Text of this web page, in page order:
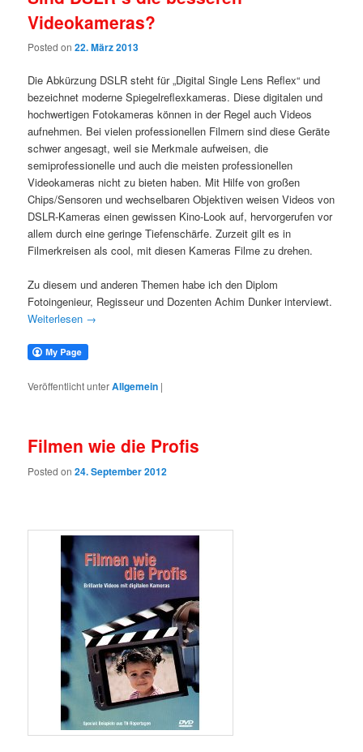
Videokameras?
Posted on22. März 2013
Die Abkürzung DSLR steht für „Digital Single Lens Reflex“ und
bezeichnet moderne Spiegelreflexkameras. Diese digitalen und
hochwertigen Fotokameras können in der Regel auch Videos
aufnehmen. Bei vielen professionellen Filmern sind diese Geräte
schwer angesagt, weil sie Merkmale aufweisen, die
semiprofessionelle und auch die meisten professionellen
Videokameras nicht zu bieten haben. Mit Hilfe von großen
Chips/Sensoren und wechselbaren Objektiven weisen Videos von
DSLR-Kameras einen gewissen Kino-Look auf, hervorgerufen vor
allem durch eine geringe Tiefenschärfe. Zurzeit gilt es in
Filmerkreisen als cool, mit diesen Kameras Filme zu drehen.
Zu diesem und anderen Themen habe ich den Diplom
Fotoingenieur, Regisseur und Dozenten Achim Dunker interviewt.
Weiterlesen →
Veröffentlicht unterAllgemein |
Filmen wie die Profis
Posted on24. September 2012